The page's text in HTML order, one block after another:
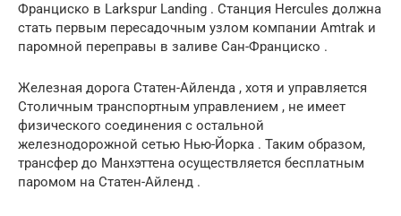
Франциско в Larkspur Landing . Станция Hercules должна
стать первым пересадочным узлом компании Amtrak и
паромной переправы в заливе Сан-Франциско .
Железная дорога Статен-Айленда , хотя и управляется
Столичным транспортным управлением , не имеет
физического соединения с остальной
железнодорожной сетью Нью-Йорка . Таким образом,
трансфер до Манхэттена осуществляется бесплатным
паромом на Статен-Айленд .